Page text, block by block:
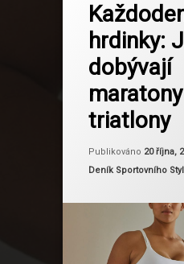
hrdinky:
dobývají
triatlony
Publikováno 20 října,
Kategorie:
Deník Sportovního
Běhání pro začátečnice
Fitness a zdraví
Každodenní atletka
Každodenní hrdinky
Komunitní podpora
Psychická odolnost
Sebedůvěra a síla